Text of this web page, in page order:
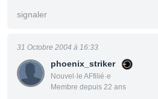
signaler
phoenix_striker
Nouvel·le AFfilié·e
Membre depuis 22 ans
31 Octobre 2004 à 16:33